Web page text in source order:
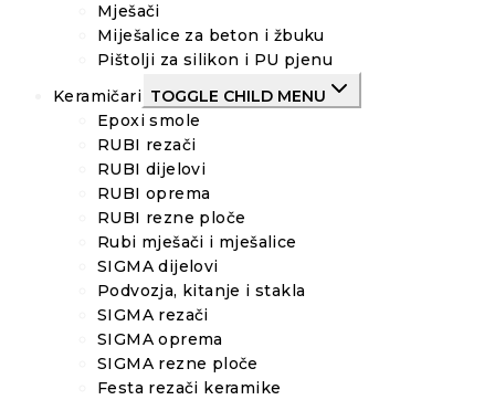
Mješači
Miješalice za beton i žbuku
Pištolji za silikon i PU pjenu
Keramičari TOGGLE CHILD MENU
Epoxi smole
RUBI rezači
RUBI dijelovi
RUBI oprema
RUBI rezne ploče
Rubi mješači i mješalice
SIGMA dijelovi
Podvozja, kitanje i stakla
SIGMA rezači
SIGMA oprema
SIGMA rezne ploče
Festa rezači keramike